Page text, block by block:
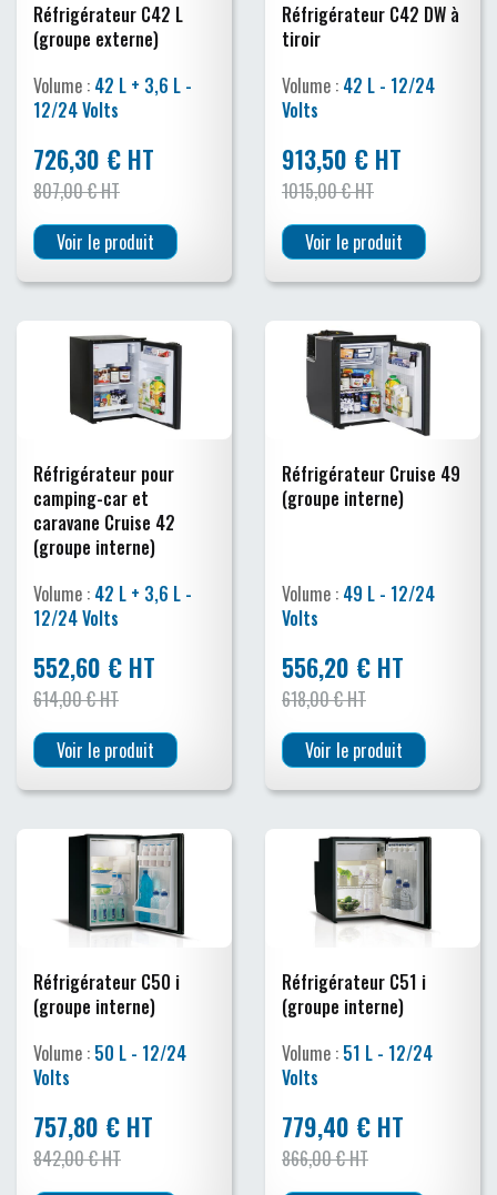
Réfrigérateur C42 L
(groupe externe)
Volume : 42 L + 3,6 L -
12/24 Volts
726,30 € HT
807,00 € HT
Voir le produit
Réfrigérateur C42 DW à
tiroir
Volume : 42 L - 12/24
Volts
913,50 € HT
1015,00 € HT
Voir le produit
Réfrigérateur pour
camping-car et
caravane Cruise 42
(groupe interne)
Volume : 42 L + 3,6 L -
12/24 Volts
552,60 € HT
614,00 € HT
Voir le produit
Réfrigérateur Cruise 49
(groupe interne)
Volume : 49 L - 12/24
Volts
556,20 € HT
618,00 € HT
Voir le produit
Réfrigérateur C50 i
(groupe interne)
Volume : 50 L - 12/24
Volts
757,80 € HT
842,00 € HT
Réfrigérateur C51 i
(groupe interne)
Volume : 51 L - 12/24
Volts
779,40 € HT
866,00 € HT